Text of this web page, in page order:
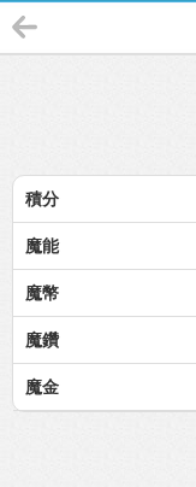
積分
魔能
魔幣
魔鑽
魔金